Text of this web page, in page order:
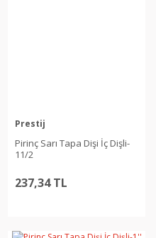
Prestij
Pirinç Sarı Tapa Dişi İç Dişli-
11/2
237,34 TL